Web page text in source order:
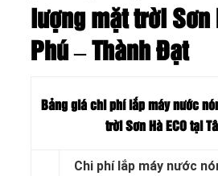
lượng mặt trời Sơn
Phú – Thành Đạt
Bảng giá chi phí lắp máy nước
trời Sơn Hà ECO tại
Chi phí lắp máy nước